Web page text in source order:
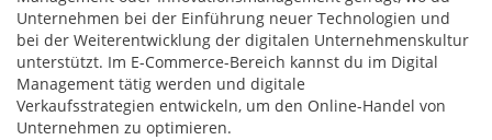
Unternehmen bei der Einführung neuer Technologien und
bei der Weiterentwicklung der digitalen Unternehmenskultur
unterstützt. Im E-Commerce-Bereich kannst du im Digital
Management tätig werden und digitale
Verkaufsstrategien entwickeln, um den Online-Handel von
Unternehmen zu optimieren.